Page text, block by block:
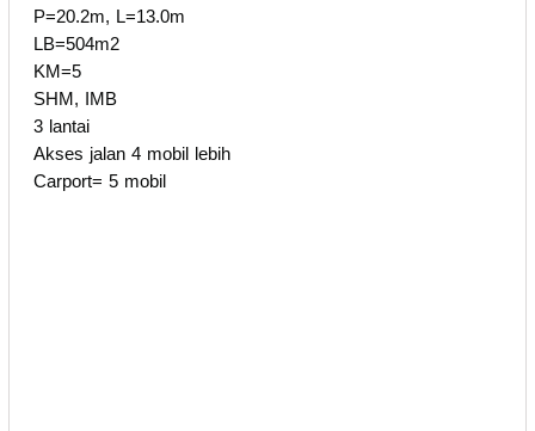
P=20.2m, L=13.0m
LB=504m2
KM=5
SHM, IMB
3 lantai
Akses jalan 4 mobil lebih
Carport= 5 mobil